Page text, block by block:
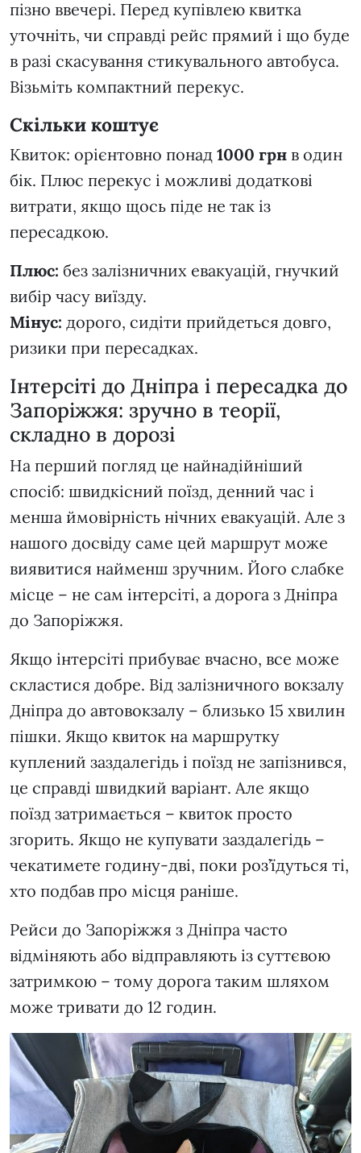
пізно ввечері. Перед купівлею квитка
уточніть, чи справді рейс прямий і що буде
в разі скасування стикувального автобуса.
Візьміть компактний перекус.
Скільки коштує
Квиток: орієнтовно понад 1000 грн в один
бік. Плюс перекус і можливі додаткові
витрати, якщо щось піде не так із
пересадкою.
Плюс: без залізничних евакуацій, гнучкий
вибір часу виїзду.
Мінус: дорого, сидіти прийдеться довго,
ризики при пересадках.
Інтерсіті до Дніпра і пересадка до
Запоріжжя: зручно в теорії,
складно в дорозі
На перший погляд це найнадійніший
спосіб: швидкісний поїзд, денний час і
менша ймовірність нічних евакуацій. Але з
нашого досвіду саме цей маршрут може
виявитися найменш зручним. Його слабке
місце – не сам інтерсіті, а дорога з Дніпра
до Запоріжжя.
Якщо інтерсіті прибуває вчасно, все може
скластися добре. Від залізничного вокзалу
Дніпра до автовокзалу – близько 15 хвилин
пішки. Якщо квиток на маршрутку
куплений заздалегідь і поїзд не запізнився,
це справді швидкий варіант. Але якщо
поїзд затримається – квиток просто
згорить. Якщо не купувати заздалегідь –
чекатимете годину-дві, поки роз’їдуться ті,
хто подбав про місця раніше.
Рейси до Запоріжжя з Дніпра часто
відміняють або відправляють із суттєвою
затримкою – тому дорога таким шляхом
може тривати до 12 годин.